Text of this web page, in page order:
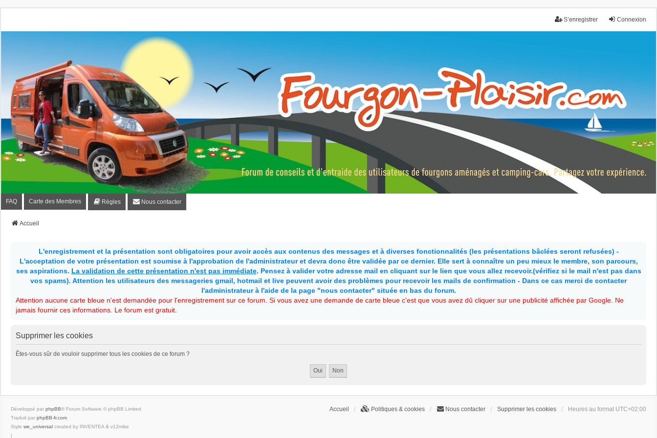
Connexion
S’enregistrer
Fourgon-plaisir.com
Forum de conseils et d'entraide des utilisateurs de fourgons, fourgons aménagés, vans et de camping-car. Partagez votre expérience.
FAQ Carte des Membres Règles Nous contacter
Accueil
L'enregistrement et la présentation sont obligatoires pour avoir accès aux contenus des messages et à diverses fonctionnalités (les présentations bâclées seront refusées) -
L'acceptation de votre présentation est soumise à l'approbation de l'administrateur et devra donc être validée par ce dernier. Elle sert à connaître un peu mieux le membre, son parcours,
ses aspirations. La validation de cette présentation n'est pas immédiate. Pensez à valider votre adresse mail en cliquant sur le lien que vous allez recevoir.(vérifiez si le mail n'est pas dans
vos spams). Attention les utilisateurs des messageries gmail, hotmail et live peuvent avoir des problèmes pour recevoir les mails de confirmation - Dans ce cas merci de contacter
l'administrateur à l'aide de la page "nous contacter" située en bas du forum.
Attention aucune carte bleue n'est demandée pour l'enregistrement sur ce forum. Si vous avez une demande de carte bleue c'est que vous avez dû cliquer sur une publicité affichée par Google. Ne
jamais fournir ces informations. Le forum est gratuit.
Supprimer les cookies
Êtes-vous sûr de vouloir supprimer tous les cookies de ce forum ?
Accueil Politiques & cookies Nous contacter Supprimer les cookies Heures au format UTC+02:00
Développé par phpBB® Forum Software © phpBB Limited
Traduit par phpBB-fr.com
Style we_universal created by INVENTEA & v12mike
|